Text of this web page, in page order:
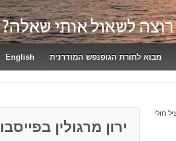
מבוא לתורת הגופנפש המודרנית English
חולי
ירון מרגולין